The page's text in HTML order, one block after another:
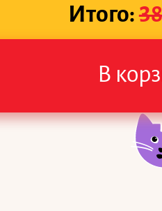
Итого:
В